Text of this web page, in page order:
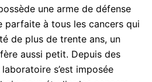
une arme de défense
parfaite à tous les cancers qui
de plus de trente ans, un
aussi petit. Depuis des
s’est imposée